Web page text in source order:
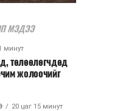
МЭДЭЭ
минут
төлөөлөгчдөд
жолоочийг
20 цаг 15 минут